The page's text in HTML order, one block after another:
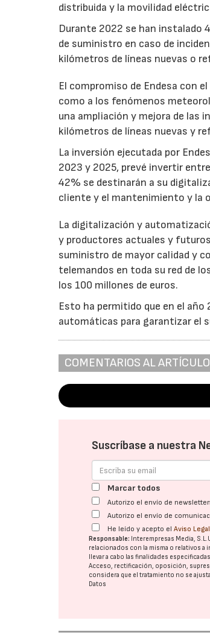
distribuida y la movilidad
Durante 2022 se han instalado
de suministro en caso de
kilómetros de líneas nuevas o
El compromiso de Endesa con
como a los fenómenos
una ampliación y mejora de las
kilómetros de líneas nuevas y
La inversión ejecutada por
2023 y 2025, prevé invertir
42% se destinarán a su
cliente y el mantenimiento y la
La digitalización y
y productores actuales y futuros
suministro de mayor calidad y
telemandos en toda su red de
los 100 millones de euros.
Esto ha permitido que en el
automáticas para garantizar el
COMENTARIOS AL
Suscríbase a nuestra
Marcar todos
Autorizo el envío de
Autorizo el envío de
He leído y acepto elAviso Legal
Responsable: Interempresas Media,
relacionados con la misma o relativos
llevar a cabo las finalidades
Acceso, rectificación, oposición,
considera que el tratamiento no se
Datos